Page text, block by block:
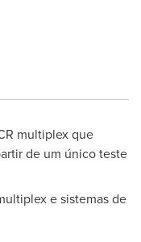
multiplex que
de um único teste
e sistemas de